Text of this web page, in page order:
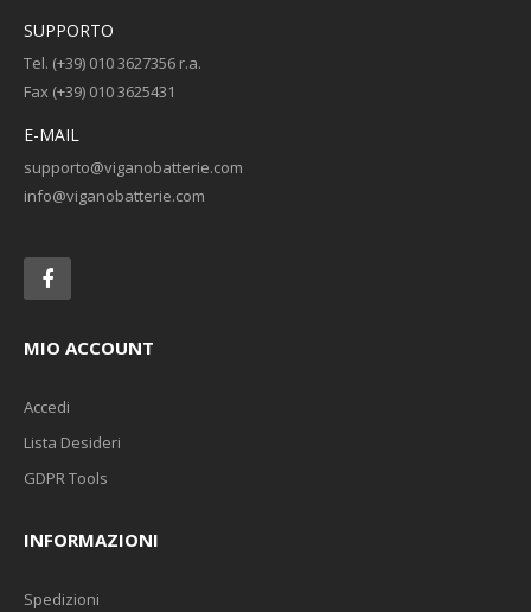
SUPPORTO
Tel. (+39) 010 3627356 r.a.
Fax (+39) 010 3625431
E-MAIL
supporto@viganobatterie.com
info@viganobatterie.com
MIO ACCOUNT
Accedi
Lista Desideri
GDPR Tools
INFORMAZIONI
Spedizioni